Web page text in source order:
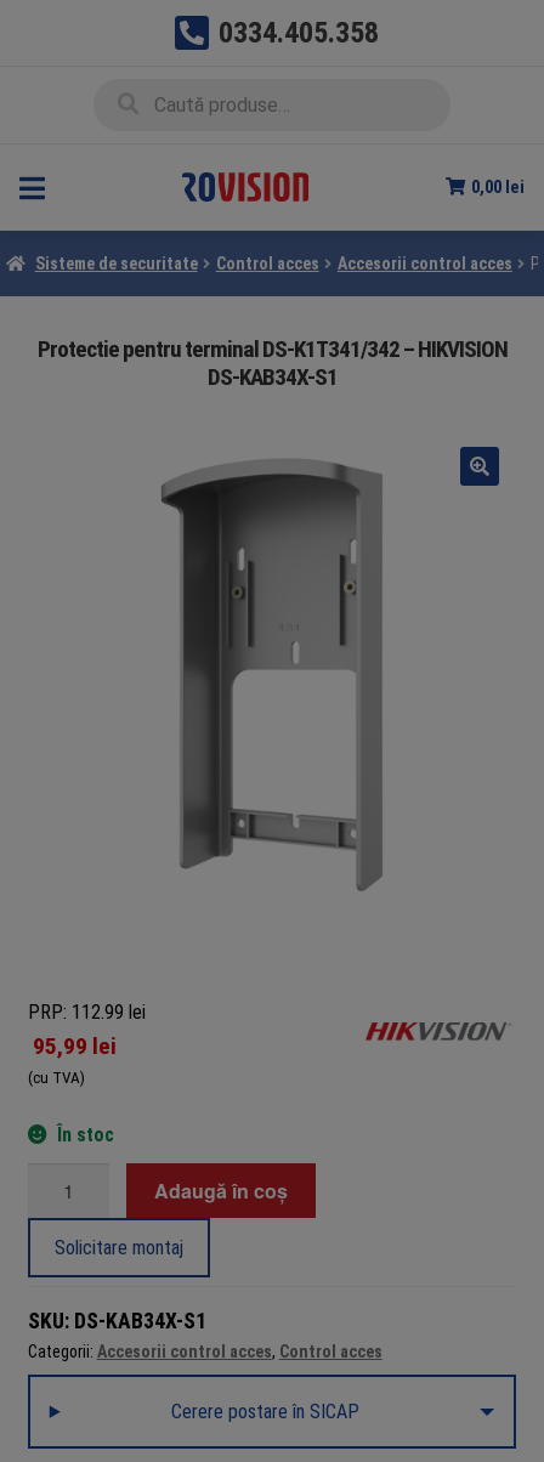
0334.405.358
0,00 lei
Sisteme de securitate Control acces Accesorii control acces
Protectie pentru terminal DS-K1T341/342 – HIKVISION
DS-KAB34X-S1
PRP: 112.99 lei
95,99 lei
(cu TVA)
În stoc
pentru
K1T341/342
-
DS-
KAB34X-
Adaugă în coș
Solicitare montaj
SKU: DS-KAB34X-S1
Categorii: Accesorii control acces, Control acces
Cerere postare în SICAP